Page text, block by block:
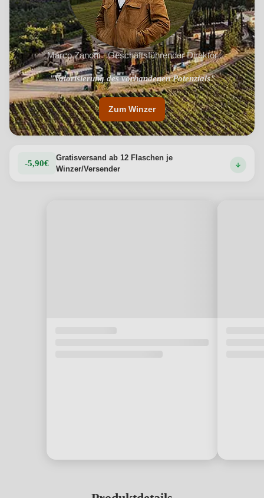
Marco Zanoni · Geschäftsführender Direktor
"Valorisierung des vorhandenen Potenzials"
"Bio und Equalitas Zertifizierung"
Zum Winzer
-5,90€
Gratisversand ab 12 Flaschen je
Winzer/Versender